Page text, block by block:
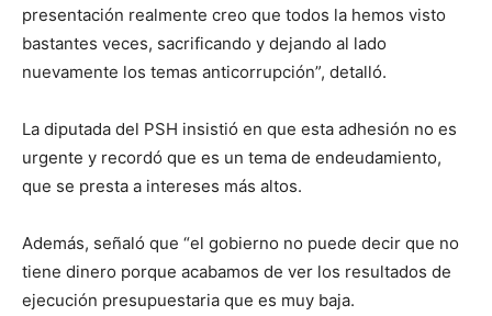
presentación realmente creo que todos la hemos visto
bastantes veces, sacrificando y dejando al lado
nuevamente los temas anticorrupción”, detalló.
La diputada del PSH insistió en que esta adhesión no es
urgente y recordó que es un tema de endeudamiento,
que se presta a intereses más altos.
Además, señaló que “el gobierno no puede decir que no
tiene dinero porque acabamos de ver los resultados de
ejecución presupuestaria que es muy baja.